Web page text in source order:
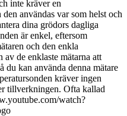
inte kräver en
användas var som helst och
dina grödors dagliga
är enkel, eftersom
och den enkla
de enklaste mätarna att
du kan använda denna mätare
kräver ingen
tillverkningen. Ofta kallad
watch?